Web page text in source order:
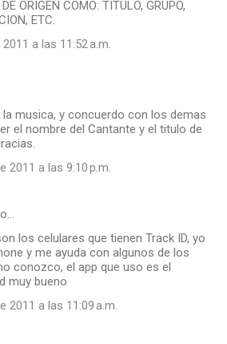
ORIGEN COMO: TITULO, GRUPO,
ETC.
a las 11:52 a.m.
musica, y concuerdo con los demas
el nombre del Cantante y el titulo de
2011 a las 9:10 p.m.
los celulares que tienen Track ID, yo
y me ayuda con algunos de los
conozco, el app que uso es el
muy bueno
2011 a las 11:09 a.m.